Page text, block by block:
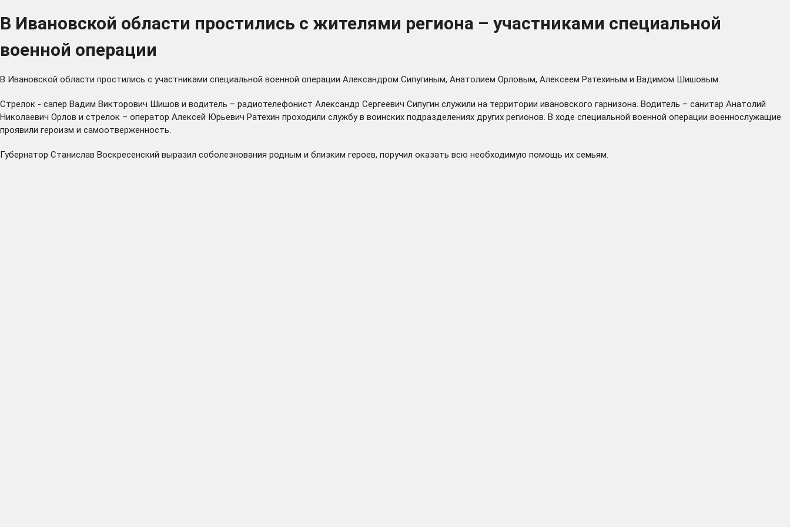
В Ивановской области простились с жителями региона – участниками специальной
военной операции
В Ивановской области простились с участниками специальной военной операции Александром Сипугиным, Анатолием Орловым, Алексеем Ратехиным и Вадимом Шишовым.
Стрелок - сапер Вадим Викторович Шишов и водитель – радиотелефонист Александр Сергеевич Сипугин служили на территории ивановского гарнизона. Водитель – санитар Анатолий
Николаевич Орлов и стрелок – оператор Алексей Юрьевич Ратехин проходили службу в воинских подразделениях других регионов. В ходе специальной военной операции военнослужащие
проявили героизм и самоотверженность.
Губернатор Станислав Воскресенский выразил соболезнования родным и близким героев, поручил оказать всю необходимую помощь их семьям.